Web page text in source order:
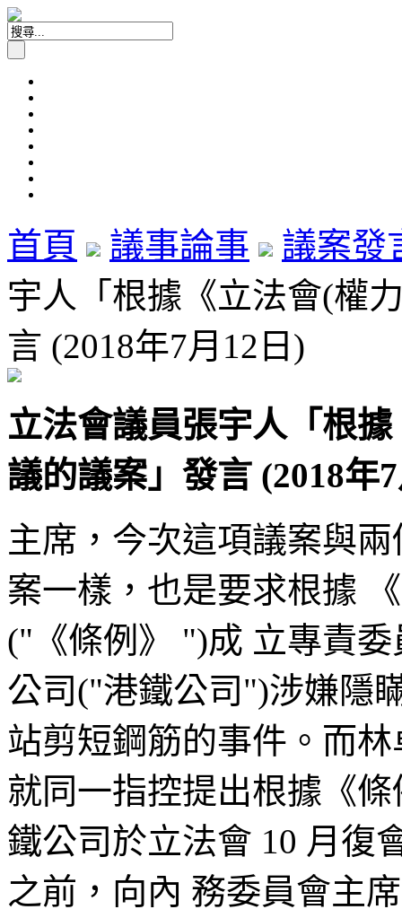
首頁 議事論事
議案發
宇人「根據《立法會(權
言 (2018年7月12日)
立法會議員張宇人「根
議的議案」發言 (2018年
主席，今次這項議案與
案一樣，也是要求根據
("《條例》 ")成 立專責
公司("港鐵公司")涉嫌隱
站剪短鋼筋的事件。而
就同一指控提出根據《
鐵公司於立法會 10 月復
之前，向內 務委員會主